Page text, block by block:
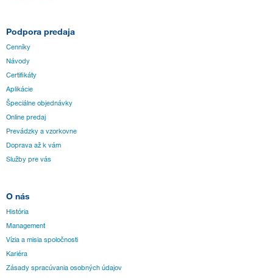
Podpora predaja
Cenníky
Návody
Certifikáty
Aplikácie
Špeciálne objednávky
Online predaj
Prevádzky a vzorkovne
Doprava až k vám
Služby pre vás
O nás
História
Management
Vízia a misia spoločnosti
Kariéra
Zásady spracúvania osobných údajov